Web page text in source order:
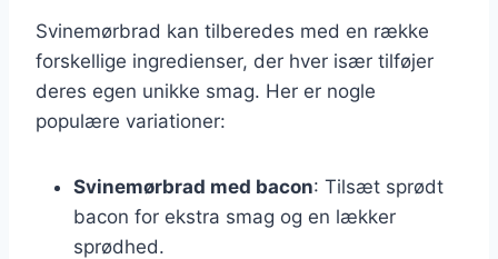
Svinemørbrad kan tilberedes med en række
forskellige ingredienser, der hver især tilføjer
deres egen unikke smag. Her er nogle
populære variationer:
Svinemørbrad med bacon: Tilsæt sprødt
bacon for ekstra smag og en lækker
sprødhed.